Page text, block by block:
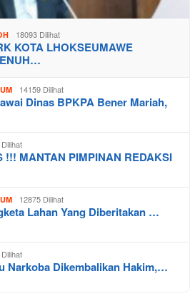
18093 Dilihat
KOTA LHOKSEUMAWE
14159 Dilihat
Dinas BPKPA Bener Mariah,
!!! MANTAN PIMPINAN REDAKSI
12875 Dilihat
Lahan Yang Diberitakan …
Narkoba Dikembalikan Hakim,…